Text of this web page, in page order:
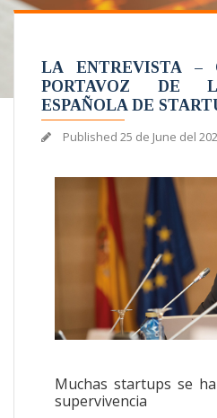
LA ENTREVISTA –
PORTAVOZ DE
ESPAÑOLA DE
Published 25 de June del
Muchas startups se
supervivencia